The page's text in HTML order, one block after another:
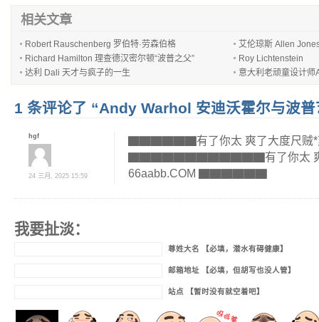
相关文章
Robert Rauschenberg 罗伯特·劳森伯格
艾伦琼斯 Allen
Richard Hamilton 理查德汉密尔顿“波普之父”
Roy Lichtenstein
达利 Dali 天才与疯子的一生
意大利老顽童设计
1 条评论了 “Andy Warhol 安迪沃霍尔与波普
hgf
24 三月, 2025 15:59
▇▇▇▇▇▇有了你太 爽了大度尺贼*
▇▇▇▇▇▇▇▇▇▇▇▇有了你太 爽
66aabb.COM ▇▇▇▇▇▇
我要扯淡：
尊姓大名 【必填，潜水有碍健康】
邮箱地址 【必填，但胡写也没人管】
站点 【暂时没有就空着吧】